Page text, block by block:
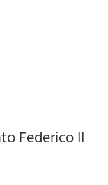
Federico II